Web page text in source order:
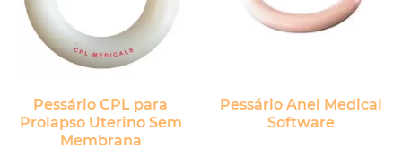
Pessário CPL para
Prolapso Uterino Sem
Membrana
Pessário Anel Medical
Software